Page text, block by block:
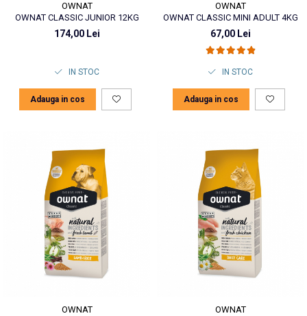
OWNAT
OWNAT CLASSIC JUNIOR 12KG
174,00 Lei
IN STOC
Adauga in cos
OWNAT
OWNAT CLASSIC MINI ADULT 4KG
67,00 Lei
IN STOC
Adauga in cos
OWNAT
OWNAT